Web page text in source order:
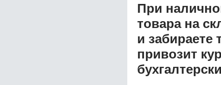
При
товара на
и забираете
привозит